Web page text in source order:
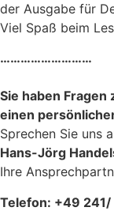
der Ausgabe für
Viel Spaß beim
………………………
Sie haben
einen
Sprechen Sie uns
Hans-Jörg
Ihre
Telefon: +49